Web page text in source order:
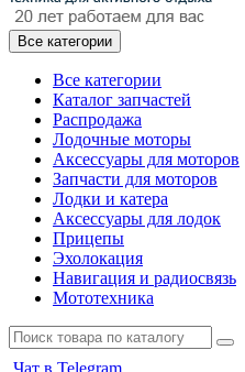
Все категории
Все категории
Каталог запчастей
Распродажа
Лодочные моторы
Аксессуары для моторов
Запчасти для моторов
Лодки и катера
Аксессуары для лодок
Прицепы
Эхолокация
Навигация и радиосвязь
Мототехника
Чат в Telegram